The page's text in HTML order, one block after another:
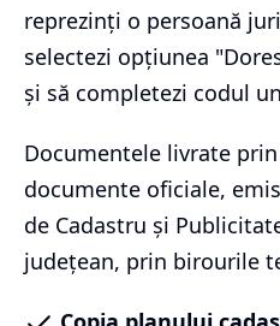
reprezinți o persoană
selectezi opțiunea
și să completezi codul
Documentele livrate
documente oficiale,
de Cadastru și
județean, prin birourile